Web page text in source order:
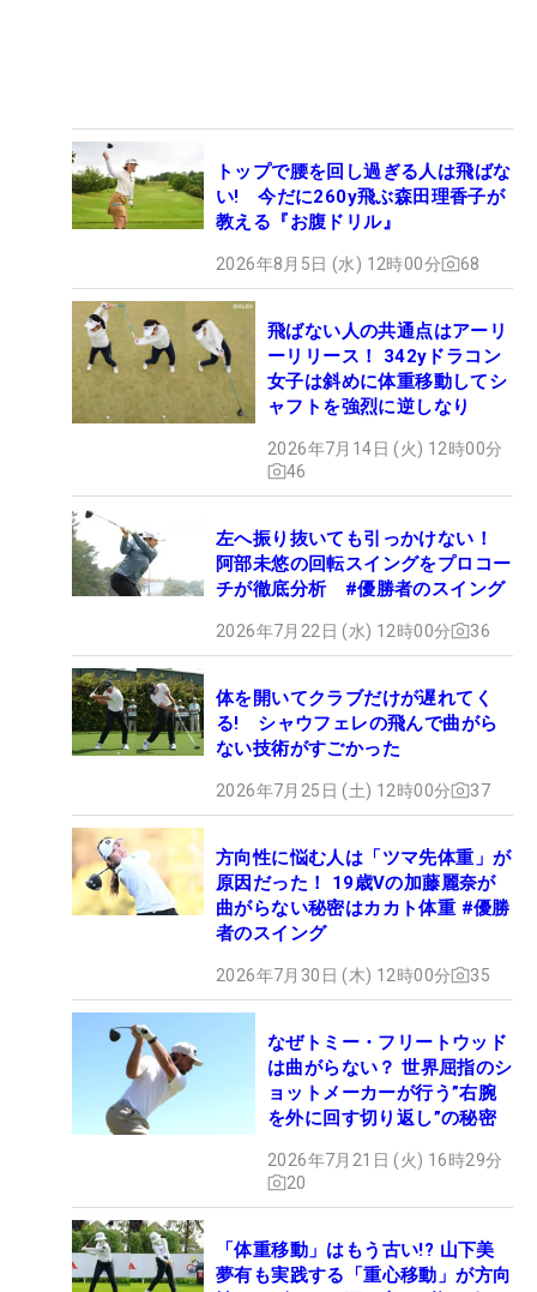
トップで腰を回し過ぎる人は飛ばな
い! 今だに260y飛ぶ森田理香子が
教える『お腹ドリル』
2026年8月5日 (水) 12時00分 68
飛ばない人の共通点はアーリ
ーリリース！ 342yドラコン
女子は斜めに体重移動してシ
ャフトを強烈に逆しなり
2026年7月14日 (火) 12時00分
46
左へ振り抜いても引っかけない！
阿部未悠の回転スイングをプロコー
チが徹底分析 #優勝者のスイング
2026年7月22日 (水) 12時00分 36
体を開いてクラブだけが遅れてく
る! シャウフェレの飛んで曲がら
ない技術がすごかった
2026年7月25日 (土) 12時00分 37
方向性に悩む人は「ツマ先体重」が
原因だった！ 19歳Vの加藤麗奈が
曲がらない秘密はカカト体重 #優勝
者のスイング
2026年7月30日 (木) 12時00分 35
なぜトミー・フリートウッド
は曲がらない？ 世界屈指のシ
ョットメーカーが行う”右腕
を外に回す切り返し”の秘密
2026年7月21日 (火) 16時29分
20
「体重移動」はもう古い!? 山下美
夢有も実践する「重心移動」が方向